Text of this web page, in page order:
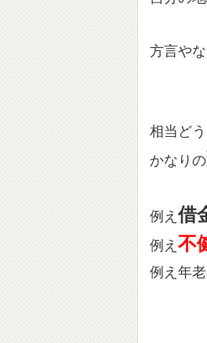
方言や
相当ど
かなりの
例え借
例え 不
例え年